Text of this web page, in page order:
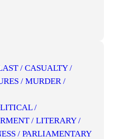
/ CASUALTY /
/ MURDER /
/
/ LITERARY /
/ PARLIAMENTARY